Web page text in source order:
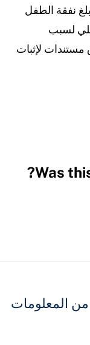
نفقة الطفل
لسبب
لإثبات
Was
من المعلومات